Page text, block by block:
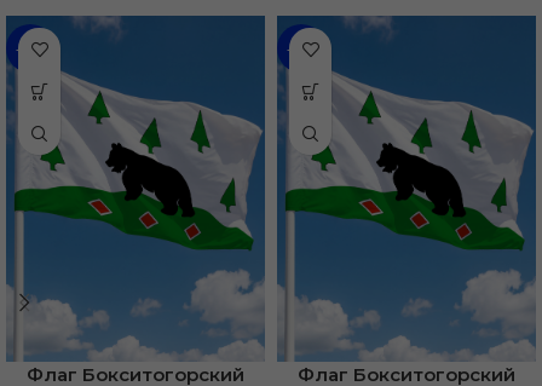
-48%
Флаг Бокситогорский
-31%
Флаг Бокситогорский